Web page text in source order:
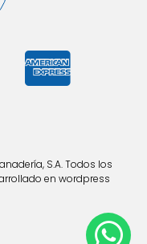
S.A. Todos los
en wordpress